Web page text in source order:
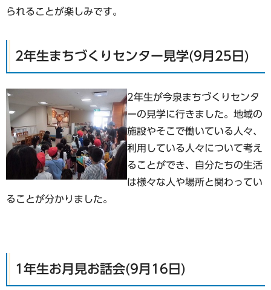
られることが楽しみです。
2年生まちづくりセンター見学(9月25日)
2年生が今泉まちづくりセンタ
ーの見学に行きました。地域の
施設やそこで働いている人々、
利用している人々について考え
ることができ、自分たちの生活
は様々な人や場所と関わってい
ることが分かりました。
1年生お月見お話会(9月16日)